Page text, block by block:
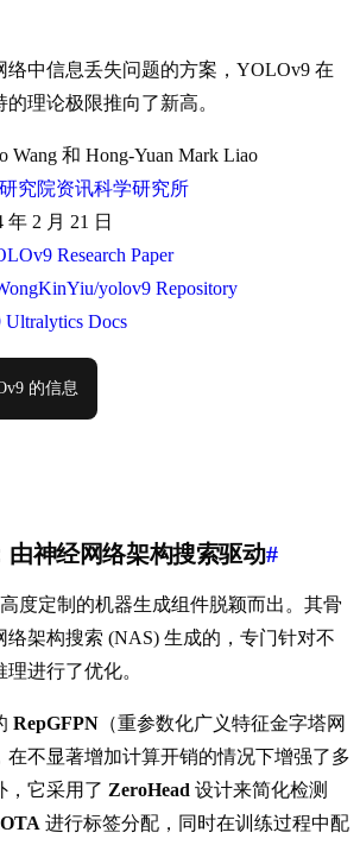
络中信息丢失问题的方案，YOLOv9 在
理论极限推向了新高。
Wang 和 Hong-Yuan Mark Liao
究院资讯科学研究所
年 2 月 21 日
Research Paper
yolov9 Repository
Docs
的信息
神经网络架构搜索驱动#
度定制的机器生成组件脱颖而出。其骨
络架构搜索 (NAS) 生成的，专门针对不
进行了优化。
RepGFPN （重参数化广义特征金字塔网
在不显著增加计算开销的情况下增强了多
，它采用了 ZeroHead 设计来简化检测
进行标签分配，同时在训练过程中配